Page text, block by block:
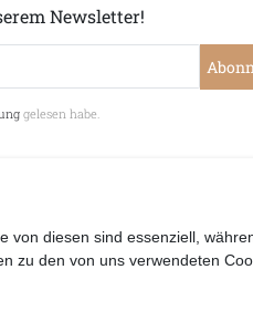
Newsletter!
gelesen habe.
Vertrag widerrufen |
von diesen sind essenziell,
zu den von uns verwendeten